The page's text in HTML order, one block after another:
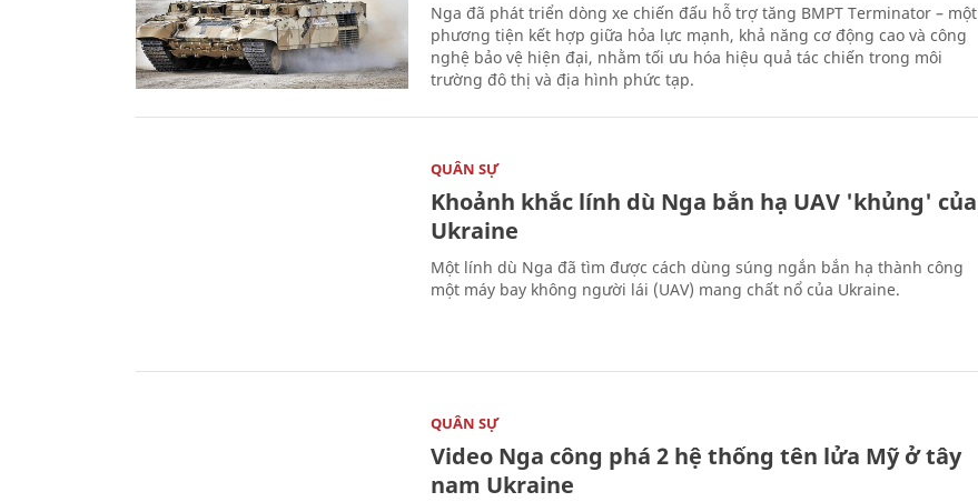
Nga đã phát triển dòng xe chiến đấu hỗ trợ tăng BMPT Terminator – một
phương tiện kết hợp giữa hỏa lực mạnh, khả năng cơ động cao và công
nghệ bảo vệ hiện đại, nhằm tối ưu hóa hiệu quả tác chiến trong môi
trường đô thị và địa hình phức tạp.
QUÂN SỰ
Khoảnh khắc lính dù Nga bắn hạ UAV 'khủng' của
Ukraine
Một lính dù Nga đã tìm được cách dùng súng ngắn bắn hạ thành công
một máy bay không người lái (UAV) mang chất nổ của Ukraine.
QUÂN SỰ
Video Nga công phá 2 hệ thống tên lửa Mỹ ở tây
nam Ukraine